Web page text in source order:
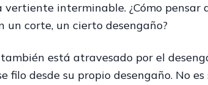
vertiente interminable. ¿Cómo
un corte, un cierto desengaño?
está atravesado por el
filo desde su propio desengaño. No